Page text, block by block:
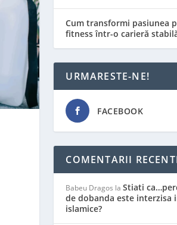
Cum transformi pasiunea
fitness într-o carieră
URMARESTE-NE!
FACEBOOK
COMENTARII
Babeu Dragos laStiati
de dobanda este interzisa
islamice?